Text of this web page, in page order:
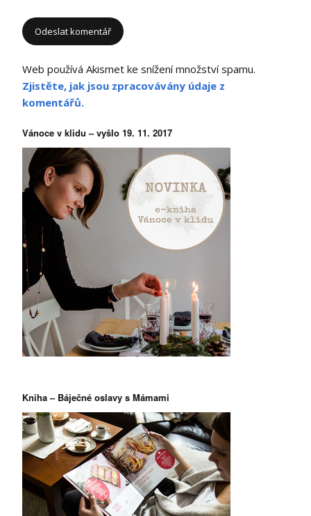
Web používá Akismet ke snížení množství spamu.
Zjistěte, jak jsou zpracovávány údaje z
komentářů.
Vánoce v klidu – vyšlo 19. 11. 2017
Kniha – Báječné oslavy s Mámami